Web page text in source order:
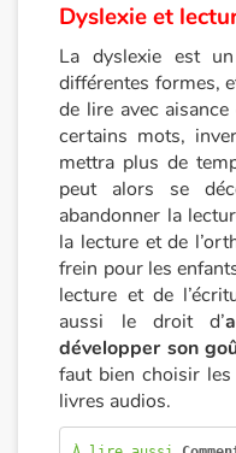
Apprentissage
Art, espace, activité
Documentaires
En famille
Quotidien et loisirs
À l'école
Fêtes et évènements
Amour et amitié
Dyslexie et
La dyslexie est
différentes formes,
de lire avec
certains mots,
mettra plus de
peut alors se
abandonner la
la lecture et de
frein pour les
lecture et de
aussi le droit d’
développer son
faut bien choisir
livres audios.